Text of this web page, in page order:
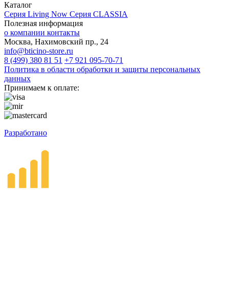
Каталог
Серия Living Now Серия CLASSIA
Полезная информация
о компании контакты
Москва, Нахимовский пр., 24
info@bticino-store.ru
8 (499) 380 81 51 +7 921 095-70-71
Политика в области обработки и защиты персональных
данных
Принимаем к оплате:
Разработано